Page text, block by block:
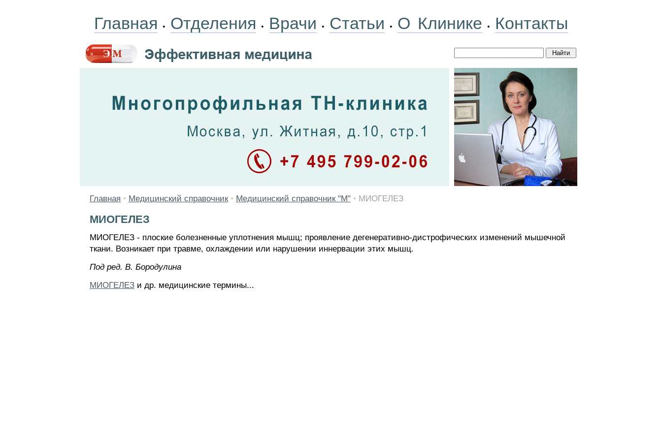
Главная • Отделения • Врачи • Статьи • О Клинике • Контакты
Главная • Медицинский справочник • Медицинский справочник "М" • МИОГЕЛЕЗ
МИОГЕЛЕЗ
МИОГЕЛЕЗ - плоские болезненные уплотнения мышц; проявление дегенеративно-дистрофических изменений мышечной
ткани. Возникает при травме, охлаждении или нарушении иннервации этих мышц.
Пoд peд. B. Бopoдyлинa
МИОГЕЛЕЗ и др. медицинские термины...